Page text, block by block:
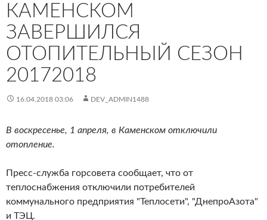
КАМЕНСКОМ
ЗАВЕРШИЛСЯ
ОТОПИТЕЛЬНЫЙ СЕЗОН
20172018
16.04.2018 03:06 DEV_ADMIN1488
В воскресенье, 1 апреля, в Каменском отключили
отопление.
Пресс-служба горсовета сообщает, что от
теплоснабжения отключили потребителей
коммунального предприятия "Теплосети", "ДнепроАзота"
и ТЭЦ.